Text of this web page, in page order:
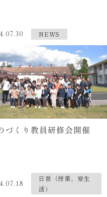
NEWS
づくり教員研修会開催
日常（授業、寮生
活）